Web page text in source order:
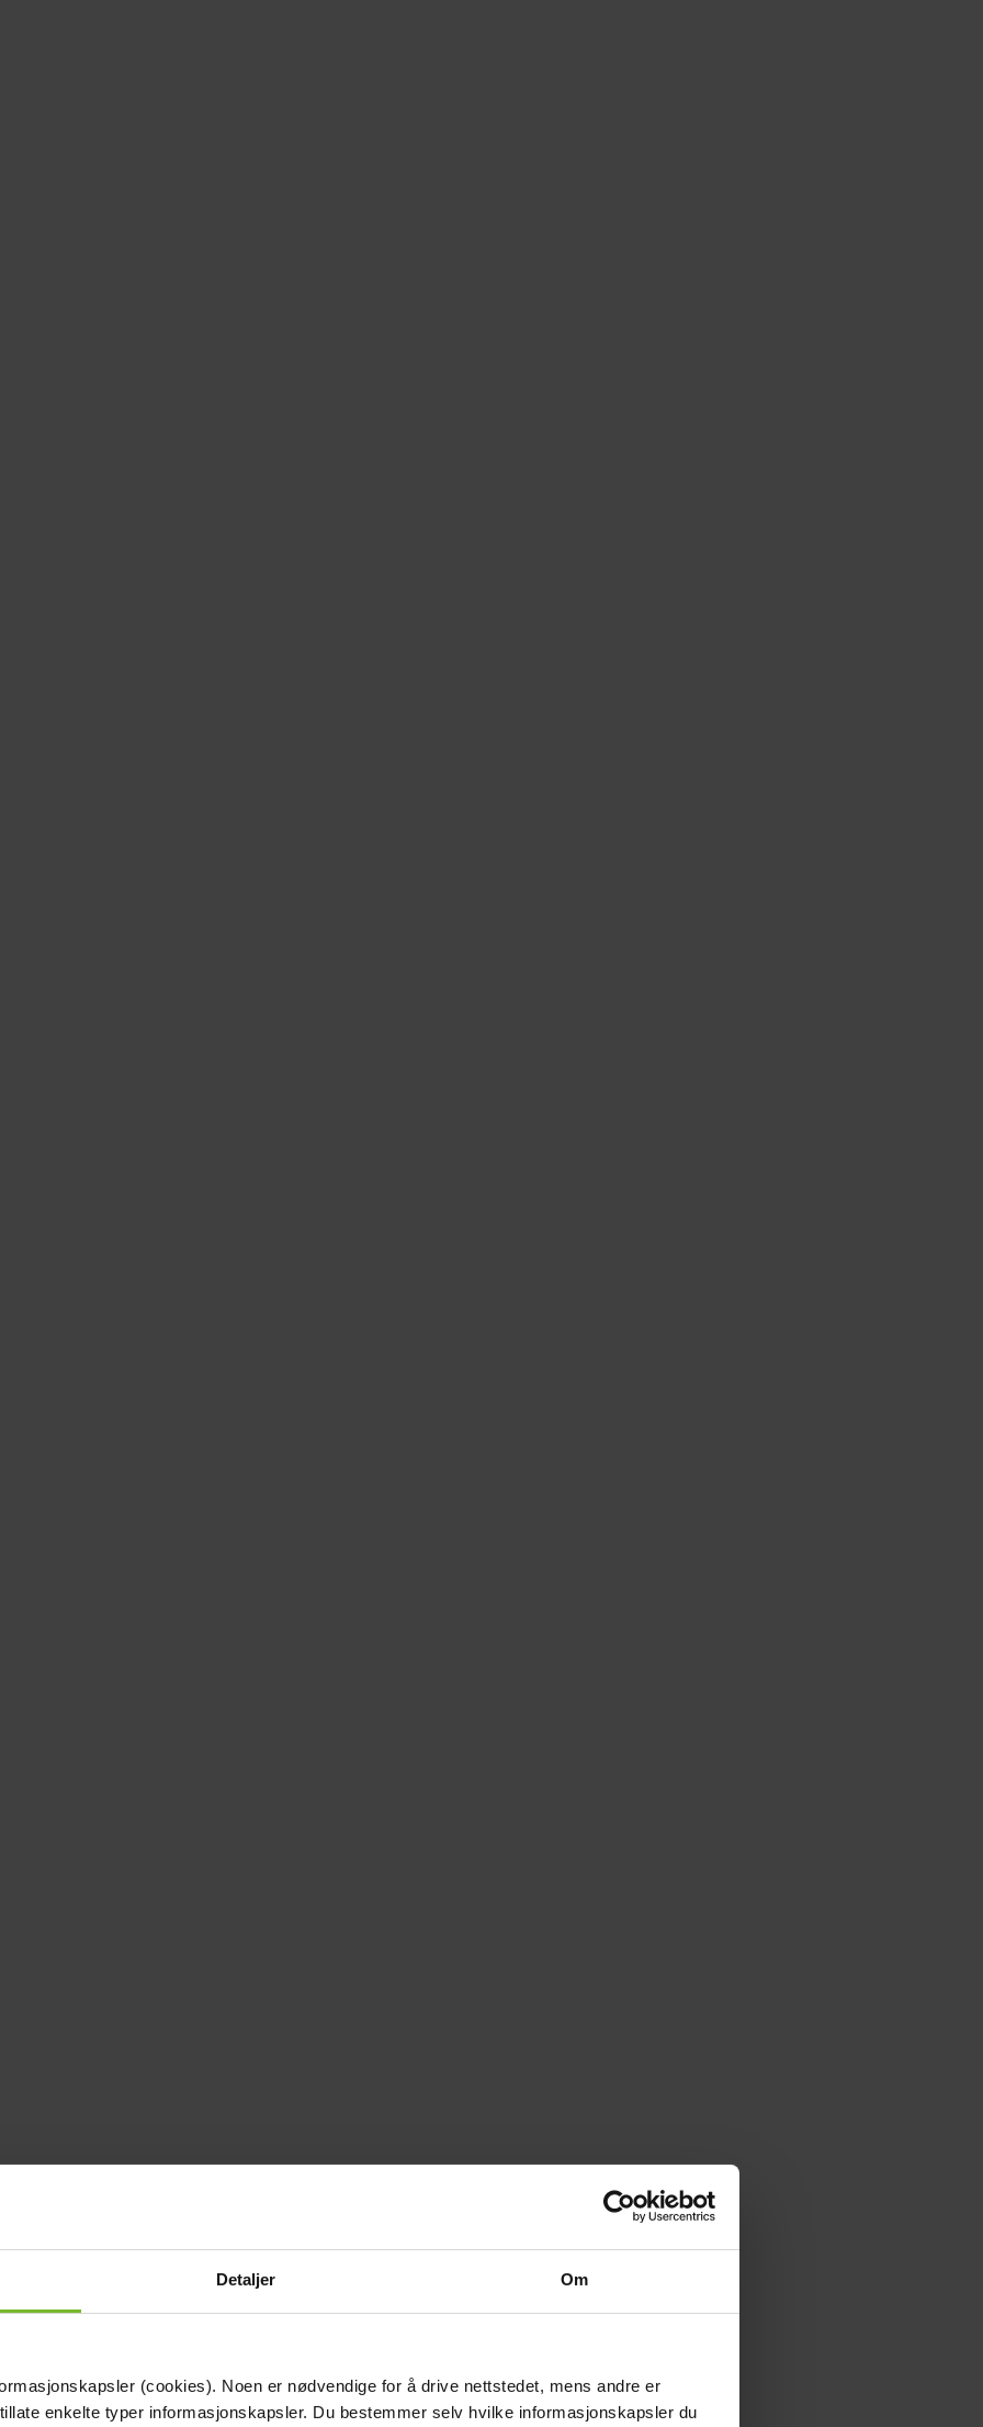
Detaljer Om
(cookies). Noen er nødvendige for å drive nettstedet, mens andre er
enkelte typer informasjonskapsler. Du bestemmer selv hvilke informasjonskapsler du